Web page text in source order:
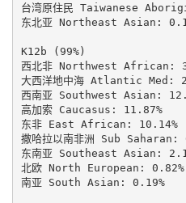
台湾原住民 Taiwanese
东北亚 Northeast Asian:
K12b (99%)
西北非 Northwest African:
大西洋地中海 Atlantic Med:
西南亚 Southwest Asian:
高加索 Caucasus: 11.87%
东非 East African: 10.14%
撒哈拉以南非洲 Sub Saharan:
东南亚 Southeast Asian:
北欧 North European: 0.82%
南亚 South Asian: 0.19%